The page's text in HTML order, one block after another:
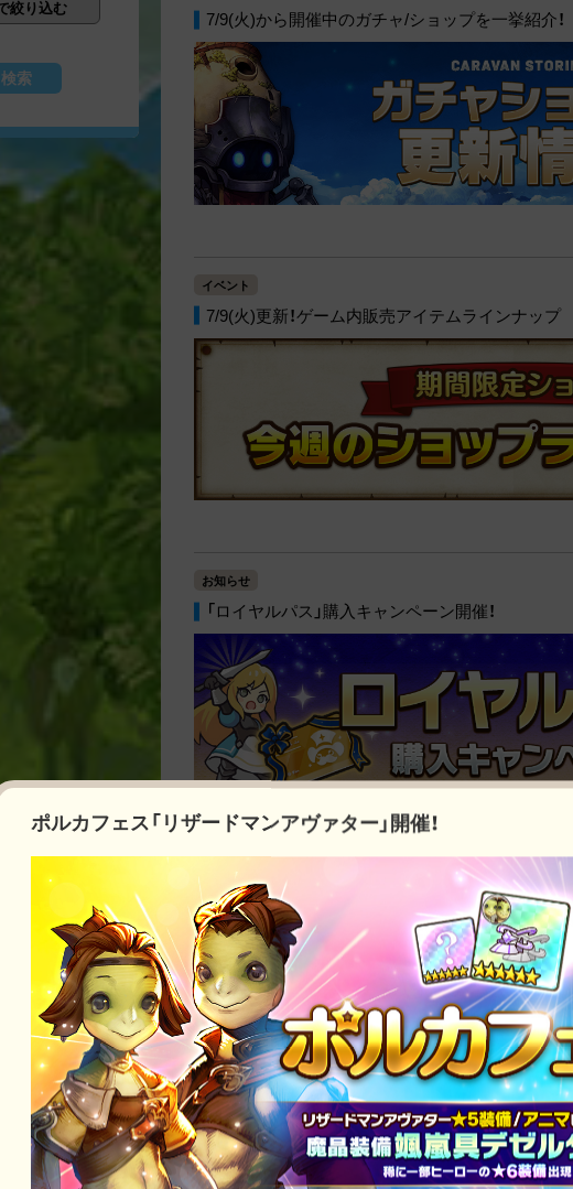
検索
7/9(火)から開催中のガチャ/ショップを一挙紹介！
イベント
7/9(火)更新！ゲーム内販売アイテムラインナップ
お知らせ
「ロイヤルパス」購入キャンペーン開催！
イベント
メタリウムビースト「銀旋イタチ」が出現！
イベント
ポルカフェス「リザードマンアヴァター」開催！